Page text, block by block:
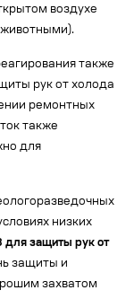
воздухе
животными).
также
рук от холода
ремонтных
также
для
низких
защиты рук от
защиты и
захватом